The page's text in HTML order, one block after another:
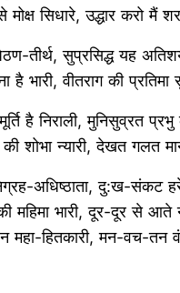
सिधारे, उद्धार करो मैं
तीर्थ, सुप्रसिद्ध यह
है भारी, वीतराग की
है निराली, मुनिसुव्रत प्रभु
की शोभा न्यारी, देखत गलत
अधिष्ठाता, दु:ख-संकट
महिमा भारी, दूर-दूर से आते
महा-हितकारी, मन-वच-तन